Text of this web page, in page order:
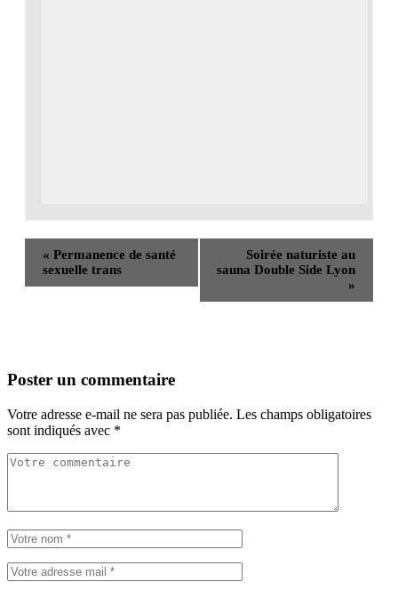
« Permanence de santé
sexuelle trans
Soirée naturiste au
sauna Double Side Lyon
»
Poster un commentaire
Votre adresse e-mail ne sera pas publiée. Les champs obligatoires
sont indiqués avec *